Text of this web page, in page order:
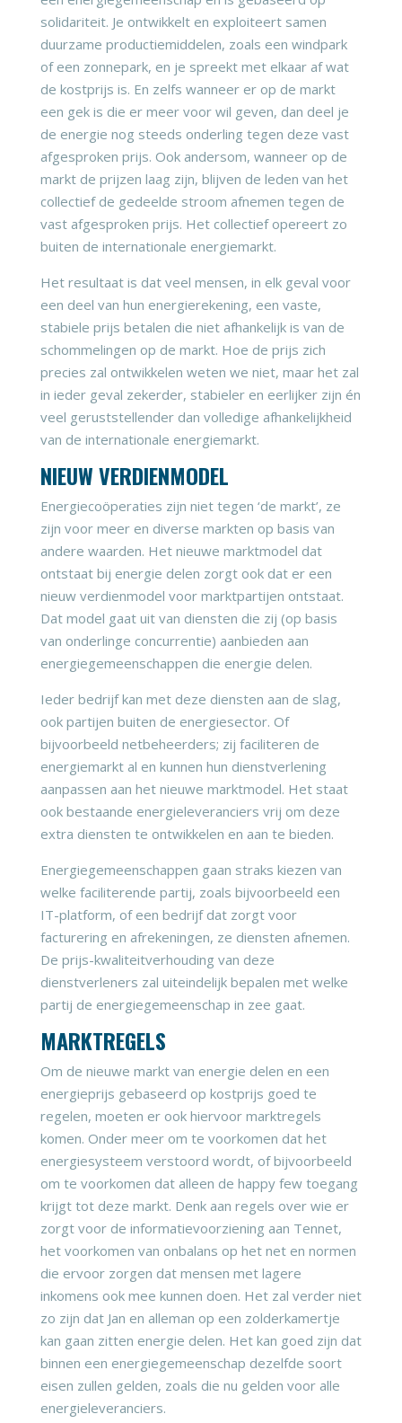
solidariteit. Je ontwikkelt en exploiteert samen
duurzame productiemiddelen, zoals een windpark
of een zonnepark, en je spreekt met elkaar af wat
de kostprijs is. En zelfs wanneer er op de markt
een gek is die er meer voor wil geven, dan deel je
de energie nog steeds onderling tegen deze vast
afgesproken prijs. Ook andersom, wanneer op de
markt de prijzen laag zijn, blijven de leden van het
collectief de gedeelde stroom afnemen tegen de
vast afgesproken prijs. Het collectief opereert zo
buiten de internationale energiemarkt.
Het resultaat is dat veel mensen, in elk geval voor
een deel van hun energierekening, een vaste,
stabiele prijs betalen die niet afhankelijk is van de
schommelingen op de markt. Hoe de prijs zich
precies zal ontwikkelen weten we niet, maar het zal
in ieder geval zekerder, stabieler en eerlijker zijn én
veel geruststellender dan volledige afhankelijkheid
van de internationale energiemarkt.
NIEUW VERDIENMODEL
Energiecoöperaties zijn niet tegen ‘de markt’, ze
zijn voor meer en diverse markten op basis van
andere waarden. Het nieuwe marktmodel dat
ontstaat bij energie delen zorgt ook dat er een
nieuw verdienmodel voor marktpartijen ontstaat.
Dat model gaat uit van diensten die zij (op basis
van onderlinge concurrentie) aanbieden aan
energiegemeenschappen die energie delen.
Ieder bedrijf kan met deze diensten aan de slag,
ook partijen buiten de energiesector. Of
bijvoorbeeld netbeheerders; zij faciliteren de
energiemarkt al en kunnen hun dienstverlening
aanpassen aan het nieuwe marktmodel. Het staat
ook bestaande energieleveranciers vrij om deze
extra diensten te ontwikkelen en aan te bieden.
Energiegemeenschappen gaan straks kiezen van
welke faciliterende partij, zoals bijvoorbeeld een
IT-platform, of een bedrijf dat zorgt voor
facturering en afrekeningen, ze diensten afnemen.
De prijs-kwaliteitverhouding van deze
dienstverleners zal uiteindelijk bepalen met welke
partij de energiegemeenschap in zee gaat.
MARKTREGELS
Om de nieuwe markt van energie delen en een
energieprijs gebaseerd op kostprijs goed te
regelen, moeten er ook hiervoor marktregels
komen. Onder meer om te voorkomen dat het
energiesysteem verstoord wordt, of bijvoorbeeld
om te voorkomen dat alleen de happy few toegang
krijgt tot deze markt. Denk aan regels over wie er
zorgt voor de informatievoorziening aan Tennet,
het voorkomen van onbalans op het net en normen
die ervoor zorgen dat mensen met lagere
inkomens ook mee kunnen doen. Het zal verder niet
zo zijn dat Jan en alleman op een zolderkamertje
kan gaan zitten energie delen. Het kan goed zijn dat
binnen een energiegemeenschap dezelfde soort
eisen zullen gelden, zoals die nu gelden voor alle
energieleveranciers.